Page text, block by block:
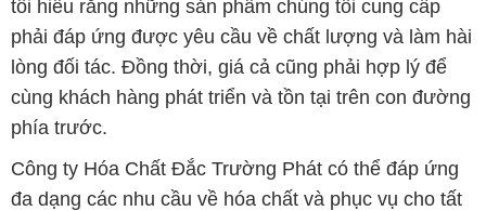
tôi hiểu rằng những sản phẩm chúng tôi cung cấp
phải đáp ứng được yêu cầu về chất lượng và làm hài
lòng đối tác. Đồng thời, giá cả cũng phải hợp lý để
cùng khách hàng phát triển và tồn tại trên con đường
phía trước.
Công ty Hóa Chất Đắc Trường Phát có thể đáp ứng
đa dạng các nhu cầu về hóa chất và phục vụ cho tất